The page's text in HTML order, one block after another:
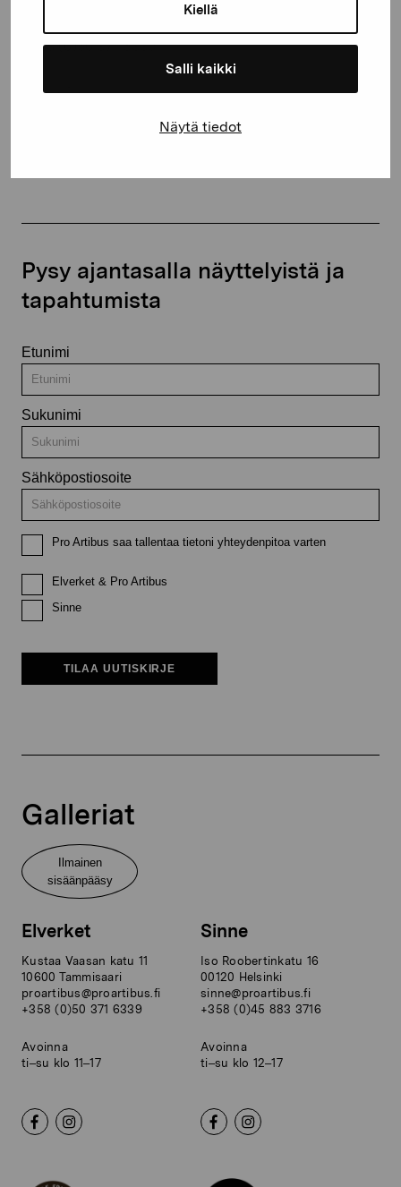
Kiellä
Salli kaikki
Näytä tiedot
+358 (0)50 371 6339
Pysy ajantasalla näyttelyistä ja
tapahtumista
Etunimi
Sukunimi
Sähköpostiosoite
Pro Artibus saa tallentaa tietoni yhteydenpitoa varten
Elverket & Pro Artibus
Sinne
TILAA UUTISKIRJE
Galleriat
Ilmainen
sisäänpääsy
Elverket
Kustaa Vaasan katu 11
10600 Tammisaari
proartibus@proartibus.fi
+358 (0)50 371 6339
Avoinna
ti–su klo 11–17
Sinne
Iso Roobertinkatu 16
00120 Helsinki
sinne@proartibus.fi
+358 (0)45 883 3716
Avoinna
ti–su klo 12–17